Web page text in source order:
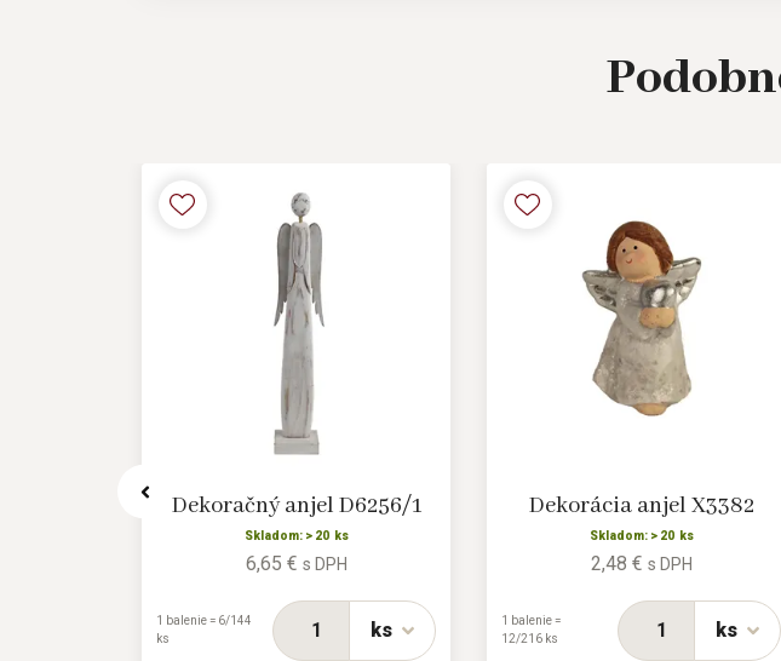
Dekoračný anjel D6256/1
Skladom: > 20 ks
6,65 € s DPH
ks
1 balenie = 6/144
ks
Dekorácia anjel X3382
Skladom: > 20 ks
2,48 € s DPH
ks
1 balenie =
12/216 ks